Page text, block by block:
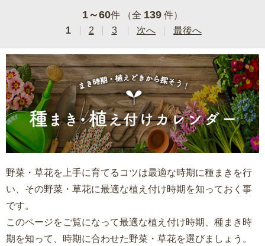
1～60件 （全 139 件）
1
2 3 次へ 最後へ
野菜・草花を上手に育てるコツは最適な時期に種まきを行
い、その野菜・草花に最適な植え付け時期を知っておく事
です。
このページをご覧になって最適な植え付け時期、種まき時
期を知って、時期に合わせた野菜・草花を選びましょう。